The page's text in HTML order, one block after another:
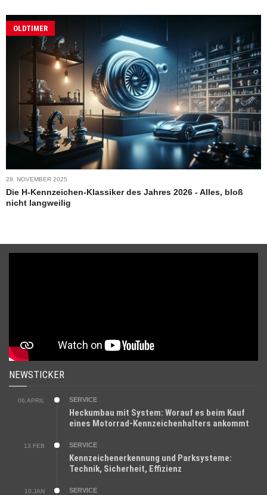
OLDTIMER
28. NOVEMBER 2025
Die H-Kennzeichen-Klassiker des Jahres 2026 - Alles, bloß
nicht langweilig
NEWSTICKER
06.APRIL SERVICE
Heckumbau mit System: Worauf es beim Kauf
eines Motorrad-Kennzeichenhalters ankommt
13.FEB SERVICE
Kennzeichenerkennung und Parksysteme:
Technik, Sicherheit, Effizienz
10.JAN SERVICE